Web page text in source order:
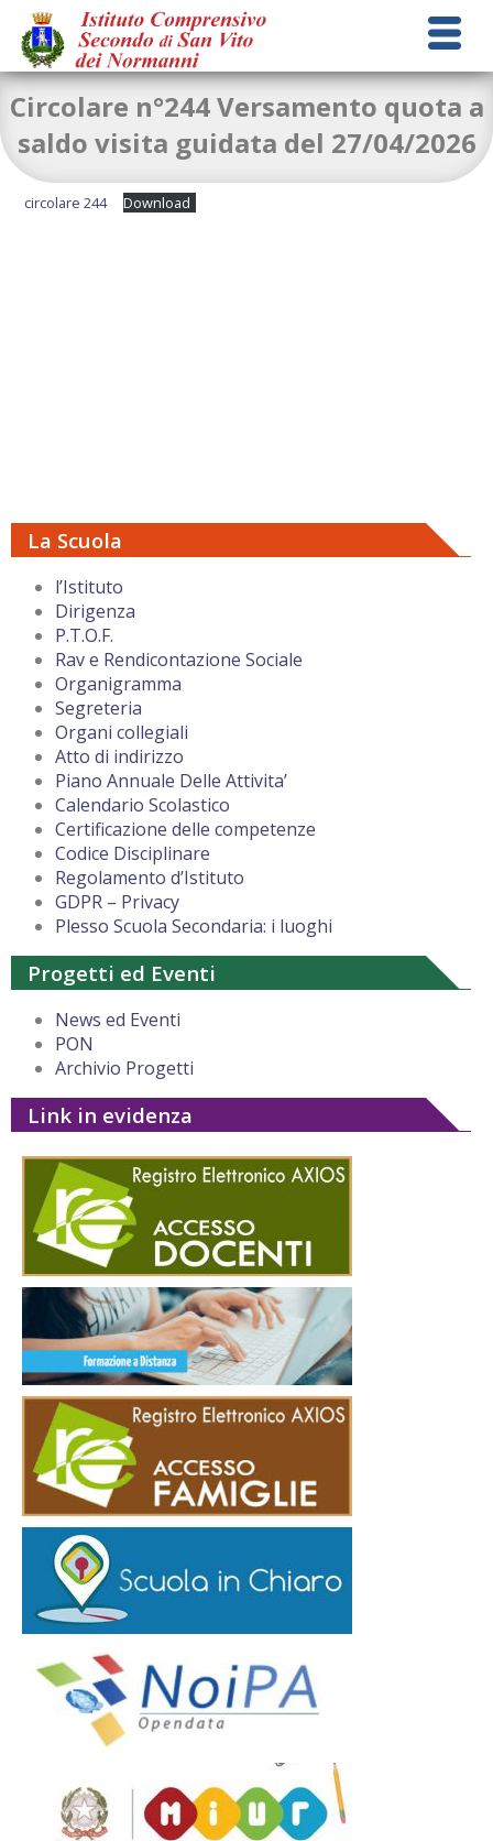
La Scuola
l’Istituto
Dirigenza
P.T.O.F.
Rav e Rendicontazione Sociale
Organigramma
Segreteria
Organi collegiali
Atto di indirizzo
Piano Annuale Delle Attivita’
Calendario Scolastico
Certificazione delle competenze
Codice Disciplinare
Regolamento d’Istituto
GDPR – Privacy
Plesso Scuola Secondaria: i luoghi
Progetti ed Eventi
News ed Eventi
PON
Archivio Progetti
Link in evidenza
Circolare n°244 Versamento quota a
saldo visita guidata del 27/04/2026
circolare 244 Download